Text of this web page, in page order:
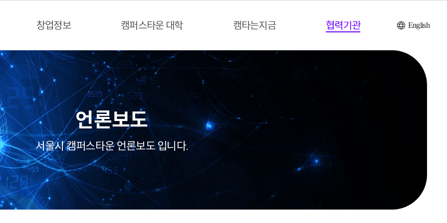
창업정보 캠퍼스타운 대학 캠타는지금 협력기관 English
언론보도
서울시 캠퍼스타운 언론보도 입니다.